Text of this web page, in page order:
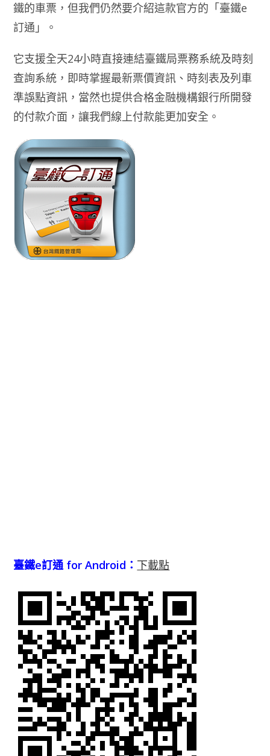
鐵的車票，但我們仍然要介紹這款官方的「臺鐵e
訂通」。
它支援全天24小時直接連結臺鐵局票務系統及時刻
查詢系統，即時掌握最新票價資訊、時刻表及列車
準誤點資訊，當然也提供合格金融機構銀行所開發
的付款介面，讓我們線上付款能更加安全。
臺鐵e訂通 for Android： 下載點